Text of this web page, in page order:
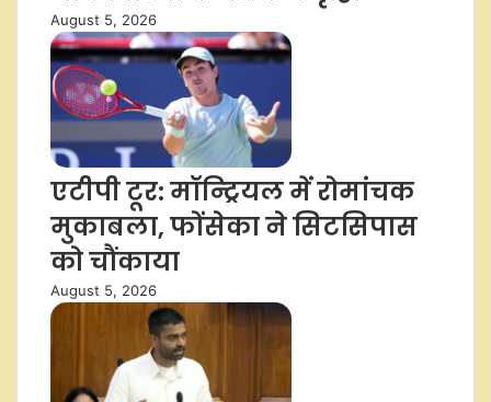
August 5, 2026
एटीपी टूर: मॉन्ट्रियल में रोमांचक
मुकाबला, फोंसेका ने सिटसिपास
को चौंकाया
August 5, 2026